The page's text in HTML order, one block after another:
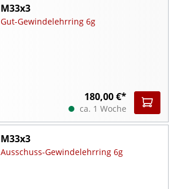
M33x3
Gut-Gewindelehrring 6g
180,00 €*
ca. 1 Woche
M33x3
Ausschuss-Gewindelehrring 6g